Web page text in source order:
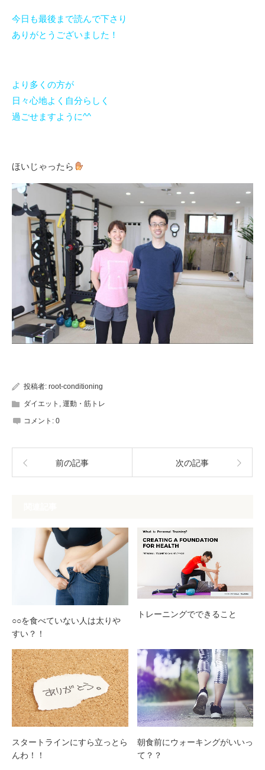
今日も最後まで読んで下さり
ありがとうございました！
より多くの方が
日々心地よく自分らしく
過ごせますように^^
ほいじゃったら
投稿者: root-conditioning
ダイエット , 運動・筋トレ
コメント: 0
前の記事 次の記事
○○を食べていない人は太りや
すい？！
トレーニングでできること
スタートラインにすら立っとら
んわ！！
朝食前にウォーキングがいいっ
て？？